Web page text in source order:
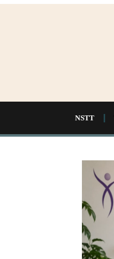
NSTT